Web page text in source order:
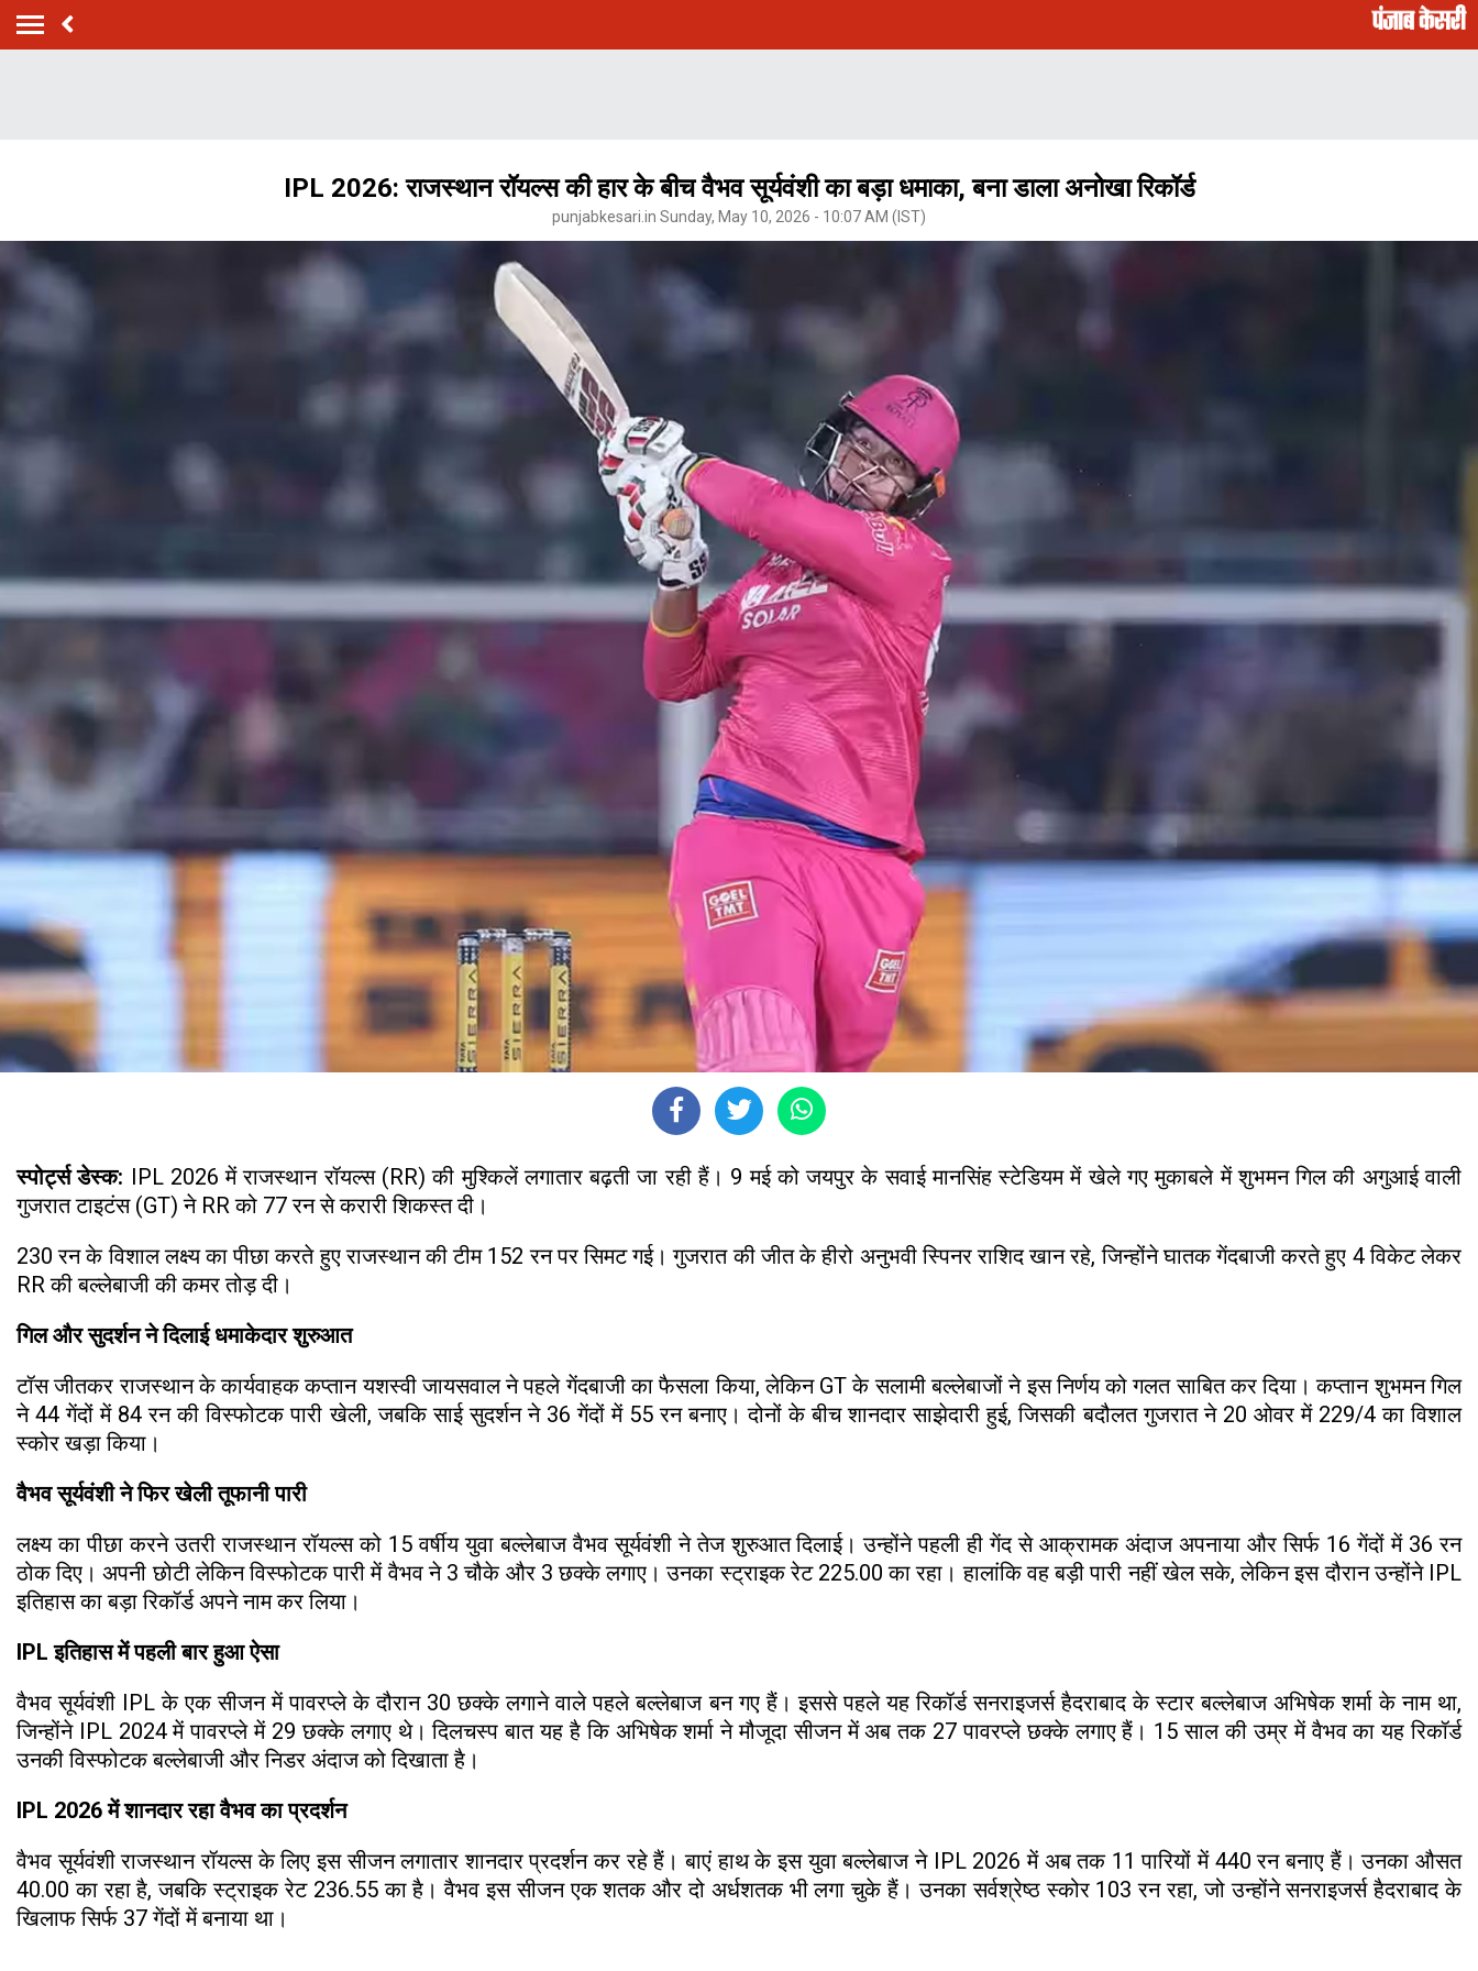
IPL 2026: राजस्थान रॉयल्स की हार के बीच वैभव सूर्यवंशी का बड़ा धमाका, बना डाला अनोखा रिकॉर्ड
punjabkesari.in Sunday, May 10, 2026 - 10:07 AM (IST)
स्पोर्ट्स डेस्क: IPL 2026 में राजस्थान रॉयल्स (RR) की मुश्किलें लगातार बढ़ती जा रही हैं। 9 मई को जयपुर के सवाई मानसिंह स्टेडियम में खेले गए मुकाबले में शुभमन गिल की अगुआई वाली
गुजरात टाइटंस (GT) ने RR को 77 रन से करारी शिकस्त दी।
230 रन के विशाल लक्ष्य का पीछा करते हुए राजस्थान की टीम 152 रन पर सिमट गई। गुजरात की जीत के हीरो अनुभवी स्पिनर राशिद खान रहे, जिन्होंने घातक गेंदबाजी करते हुए 4 विकेट लेकर
RR की बल्लेबाजी की कमर तोड़ दी।
गिल और सुदर्शन ने दिलाई धमाकेदार शुरुआत
टॉस जीतकर राजस्थान के कार्यवाहक कप्तान यशस्वी जायसवाल ने पहले गेंदबाजी का फैसला किया, लेकिन GT के सलामी बल्लेबाजों ने इस निर्णय को गलत साबित कर दिया। कप्तान शुभमन गिल
ने 44 गेंदों में 84 रन की विस्फोटक पारी खेली, जबकि साई सुदर्शन ने 36 गेंदों में 55 रन बनाए। दोनों के बीच शानदार साझेदारी हुई, जिसकी बदौलत गुजरात ने 20 ओवर में 229/4 का विशाल
स्कोर खड़ा किया।
वैभव सूर्यवंशी ने फिर खेली तूफानी पारी
लक्ष्य का पीछा करने उतरी राजस्थान रॉयल्स को 15 वर्षीय युवा बल्लेबाज वैभव सूर्यवंशी ने तेज शुरुआत दिलाई। उन्होंने पहली ही गेंद से आक्रामक अंदाज अपनाया और सिर्फ 16 गेंदों में 36 रन
ठोक दिए। अपनी छोटी लेकिन विस्फोटक पारी में वैभव ने 3 चौके और 3 छक्के लगाए। उनका स्ट्राइक रेट 225.00 का रहा। हालांकि वह बड़ी पारी नहीं खेल सके, लेकिन इस दौरान उन्होंने IPL
इतिहास का बड़ा रिकॉर्ड अपने नाम कर लिया।
IPL इतिहास में पहली बार हुआ ऐसा
वैभव सूर्यवंशी IPL के एक सीजन में पावरप्ले के दौरान 30 छक्के लगाने वाले पहले बल्लेबाज बन गए हैं। इससे पहले यह रिकॉर्ड सनराइजर्स हैदराबाद के स्टार बल्लेबाज अभिषेक शर्मा के नाम था,
जिन्होंने IPL 2024 में पावरप्ले में 29 छक्के लगाए थे। दिलचस्प बात यह है कि अभिषेक शर्मा ने मौजूदा सीजन में अब तक 27 पावरप्ले छक्के लगाए हैं। 15 साल की उम्र में वैभव का यह रिकॉर्ड
उनकी विस्फोटक बल्लेबाजी और निडर अंदाज को दिखाता है।
IPL 2026 में शानदार रहा वैभव का प्रदर्शन
वैभव सूर्यवंशी राजस्थान रॉयल्स के लिए इस सीजन लगातार शानदार प्रदर्शन कर रहे हैं। बाएं हाथ के इस युवा बल्लेबाज ने IPL 2026 में अब तक 11 पारियों में 440 रन बनाए हैं। उनका औसत
40.00 का रहा है, जबकि स्ट्राइक रेट 236.55 का है। वैभव इस सीजन एक शतक और दो अर्धशतक भी लगा चुके हैं। उनका सर्वश्रेष्ठ स्कोर 103 रन रहा, जो उन्होंने सनराइजर्स हैदराबाद के
खिलाफ सिर्फ 37 गेंदों में बनाया था।